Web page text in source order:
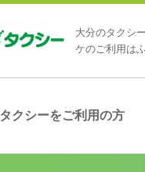
大分のタクシ
ケのご利用は
タクシーをご利用の方